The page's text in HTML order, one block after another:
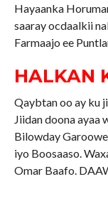
Hayaanka
saaray ocdaalkii
Farmaajo ee
HALKAN
Qaybtan oo ay ku
Jiidan doona ayaa
Bilowday
iyo Boosaaso.
Omar Baafo.